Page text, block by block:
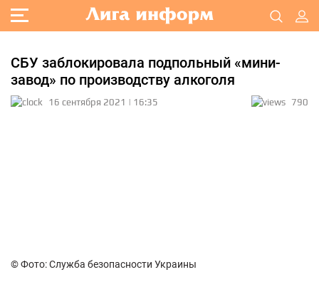
СБУ заблокировала подпольный «мини-
завод» по производству алкоголя
16 сентября 2021 | 16:35 790
© Фото: Служба безопасности Украины